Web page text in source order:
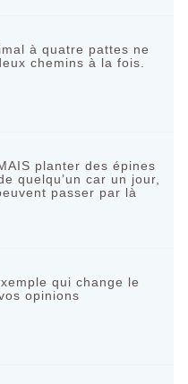
à quatre pattes ne
chemins à la fois.
planter des épines
quelqu’un car un jour,
passer par là
qui change le
opinions